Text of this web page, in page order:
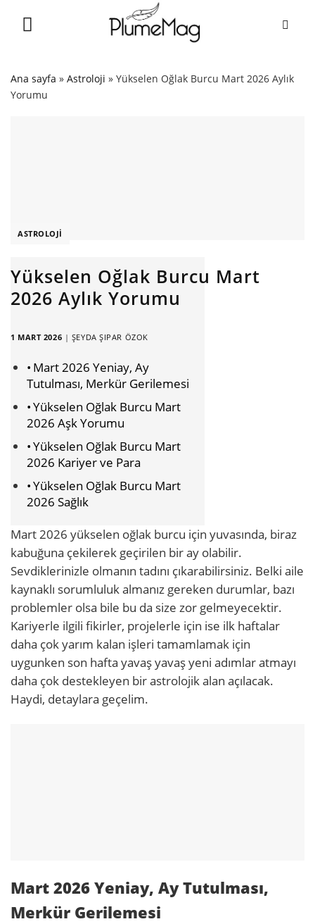
Ana sayfa » Astroloji » Yükselen Oğlak Burcu Mart 2026 Aylık
Yorumu
ASTROLOJI
Yükselen Oğlak Burcu Mart
2026 Aylık Yorumu
1 MART 2026 | ŞEYDA ŞIPAR ÖZOK
Mart 2026 Yeniay, Ay
Tutulması, Merkür Gerilemesi
Yükselen Oğlak Burcu Mart
2026 Aşk Yorumu
Yükselen Oğlak Burcu Mart
2026 Kariyer ve Para
Yükselen Oğlak Burcu Mart
2026 Sağlık
Mart 2026 yükselen oğlak burcu için yuvasında, biraz
kabuğuna çekilerek geçirilen bir ay olabilir.
Sevdiklerinizle olmanın tadını çıkarabilirsiniz. Belki aile
kaynaklı sorumluluk almanız gereken durumlar, bazı
problemler olsa bile bu da size zor gelmeyecektir.
Kariyerle ilgili fikirler, projelerle için ise ilk haftalar
daha çok yarım kalan işleri tamamlamak için
uygunken son hafta yavaş yavaş yeni adımlar atmayı
daha çok destekleyen bir astrolojik alan açılacak.
Haydi, detaylara geçelim.
Mart 2026 Yeniay, Ay Tutulması,
Merkür Gerilemesi